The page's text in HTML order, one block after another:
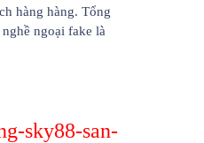
hàng hàng. Tổng
ngoại fake là
sky88-san-